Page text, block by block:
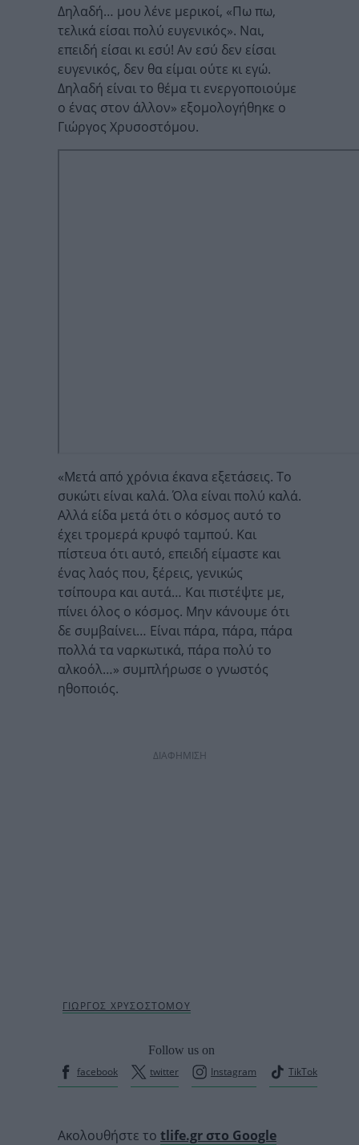
Δηλαδή… μου λένε μερικοί, «Πω πω,
τελικά είσαι πολύ ευγενικός». Ναι,
επειδή είσαι κι εσύ! Αν εσύ δεν είσαι
ευγενικός, δεν θα είμαι ούτε κι εγώ.
Δηλαδή είναι το θέμα τι ενεργοποιούμε
ο ένας στον άλλον» εξομολογήθηκε ο
Γιώργος Χρυσοστόμου.
«Μετά από χρόνια έκανα εξετάσεις. Το
συκώτι είναι καλά. Όλα είναι πολύ καλά.
Αλλά είδα μετά ότι ο κόσμος αυτό το
έχει τρομερά κρυφό ταμπού. Και
πίστευα ότι αυτό, επειδή είμαστε και
ένας λαός που, ξέρεις, γενικώς
τσίπουρα και αυτά… Και πιστέψτε με,
πίνει όλος ο κόσμος. Μην κάνουμε ότι
δε συμβαίνει… Είναι πάρα, πάρα, πάρα
πολλά τα ναρκωτικά, πάρα πολύ το
αλκοόλ…» συμπλήρωσε ο γνωστός
ηθοποιός.
ΔΙΑΦΗΜΙΣΗ
Follow us on
facebook
twitter Instagram TikTok
Ακολουθήστε το tlife.gr στο Google